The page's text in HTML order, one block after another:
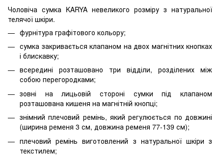
Чоловіча сумка KARYA невеликого розміру з натуральної
телячої шкіри.
фурнітура графітового кольору;
сумка закривається клапаном на двох магнітних кнопках
і блискавку;
всередині розташовано три відділи, розділених між
собою перегородками;
зовні на лицьовій стороні сумки під клапаном
розташована кишеня на магнітній кнопці;
знімний плечовий ремінь, який регулюється по довжині
(ширина ременя 3 см, довжина ременя 77-139 см);
плечовий ремінь виготовлений з натуральної шкіри з
текстилем;